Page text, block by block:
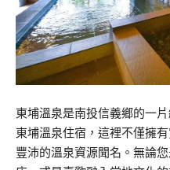
東埔溫泉是南投信義鄉的一
東埔溫泉住宿，這裡不僅擁
豐沛的溫泉資源聞名。無論